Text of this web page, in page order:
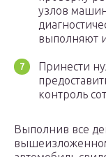
узлов
выполняют
Принести
контроль
Выполнив все